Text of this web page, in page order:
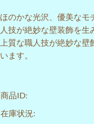
ほのかな光沢、優美なモ
人技が絶妙な壁装飾を生
上質な職人技が絶妙な壁
います。
商品ID:
在庫状況: